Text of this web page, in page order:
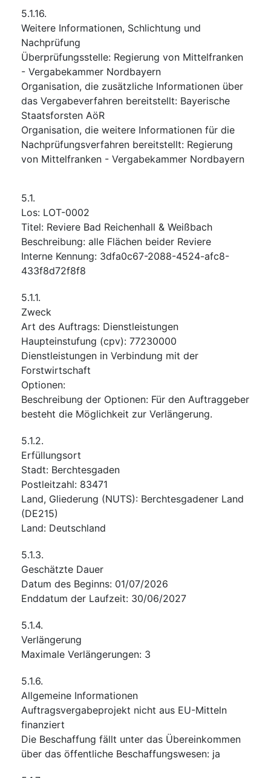
5.1.16.
Weitere Informationen, Schlichtung und
Nachprüfung
Überprüfungsstelle: Regierung von Mittelfranken
- Vergabekammer Nordbayern
Organisation, die zusätzliche Informationen über
das Vergabeverfahren bereitstellt: Bayerische
Staatsforsten AöR
Organisation, die weitere Informationen für die
Nachprüfungsverfahren bereitstellt: Regierung
von Mittelfranken - Vergabekammer Nordbayern
5.1.
Los: LOT-0002
Titel: Reviere Bad Reichenhall & Weißbach
Beschreibung: alle Flächen beider Reviere
Interne Kennung: 3dfa0c67-2088-4524-afc8-
433f8d72f8f8
5.1.1.
Zweck
Art des Auftrags: Dienstleistungen
Haupteinstufung (cpv): 77230000
Dienstleistungen in Verbindung mit der
Forstwirtschaft
Optionen:
Beschreibung der Optionen: Für den Auftraggeber
besteht die Möglichkeit zur Verlängerung.
5.1.2.
Erfüllungsort
Stadt: Berchtesgaden
Postleitzahl: 83471
Land, Gliederung (NUTS): Berchtesgadener Land
(DE215)
Land: Deutschland
5.1.3.
Geschätzte Dauer
Datum des Beginns: 01/07/2026
Enddatum der Laufzeit: 30/06/2027
5.1.4.
Verlängerung
Maximale Verlängerungen: 3
5.1.6.
Allgemeine Informationen
Auftragsvergabeprojekt nicht aus EU-Mitteln
finanziert
Die Beschaffung fällt unter das Übereinkommen
über das öffentliche Beschaffungswesen: ja